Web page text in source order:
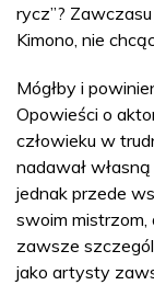
rycz”?
Kimono, nie
Mógłby i
Opowieści o
człowieku w
nadawał
jednak przede
swoim
zawsze
jako artysty